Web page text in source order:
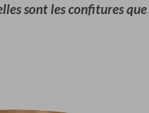
sont les confitures que